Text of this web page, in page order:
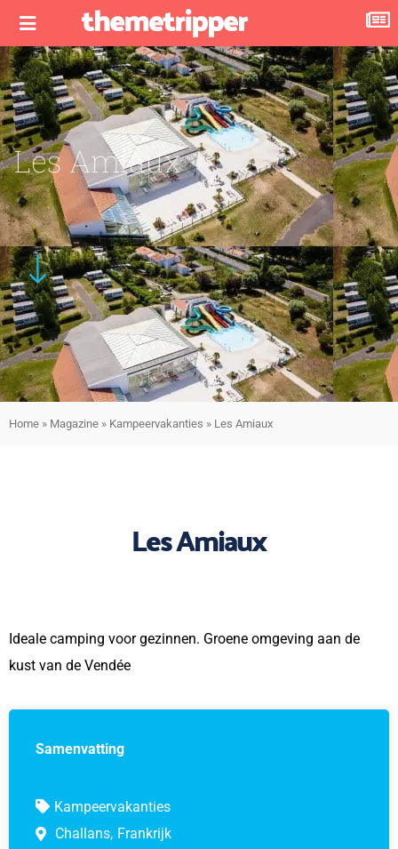
Les Amiaux
Home » Magazine » Kampeervakanties » Les Amiaux
Les Amiaux
Ideale camping voor gezinnen. Groene omgeving aan de
kust van de Vendée
Samenvatting
Kampeervakanties
Challans, Frankrijk